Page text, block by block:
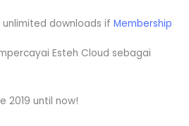
unlimited downloads ifMembership
Esteh Cloud sebagai
until now!